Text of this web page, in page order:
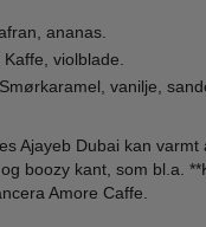
ananas.
violblade.
vanilje,
Ajayeb Dubai kan
boozy kant, som bl.a.
Amore Caffe.
de
ml -
Qaed Al Fursan
Unlimited - 90 ml
Edp
119,00
LÆG I KURV